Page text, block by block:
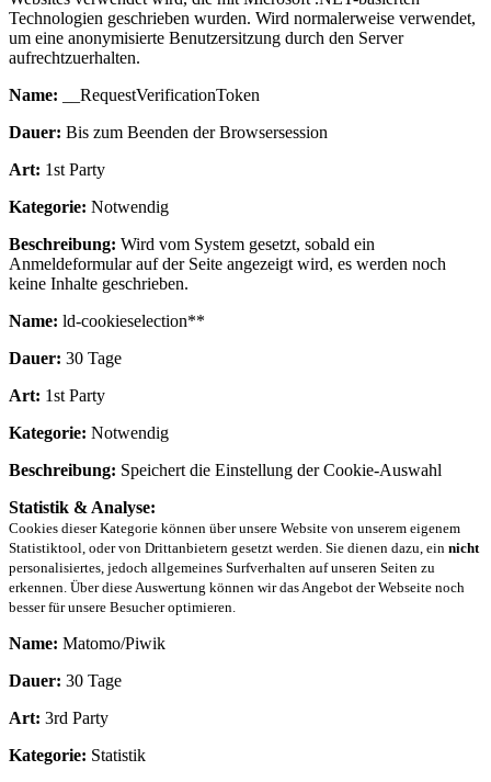
Technologien geschrieben wurden. Wird normalerweise verwendet,
um eine anonymisierte Benutzersitzung durch den Server
aufrechtzuerhalten.
Name: __RequestVerificationToken
Dauer: Bis zum Beenden der Browsersession
Art: 1st Party
Kategorie: Notwendig
Beschreibung: Wird vom System gesetzt, sobald ein
Anmeldeformular auf der Seite angezeigt wird, es werden noch
keine Inhalte geschrieben.
Name: ld-cookieselection**
Dauer: 30 Tage
Art: 1st Party
Kategorie: Notwendig
Beschreibung: Speichert die Einstellung der Cookie-Auswahl
Statistik & Analyse:
Cookies dieser Kategorie können über unsere Website von unserem eigenem
Statistiktool, oder von Drittanbietern gesetzt werden. Sie dienen dazu, ein nicht
personalisiertes, jedoch allgemeines Surfverhalten auf unseren Seiten zu
erkennen. Über diese Auswertung können wir das Angebot der Webseite noch
besser für unsere Besucher optimieren.
Name: Matomo/Piwik
Dauer: 30 Tage
Art: 3rd Party
Kategorie: Statistik